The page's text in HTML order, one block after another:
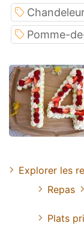
Pomme-
Explorer les
Repas
Plats